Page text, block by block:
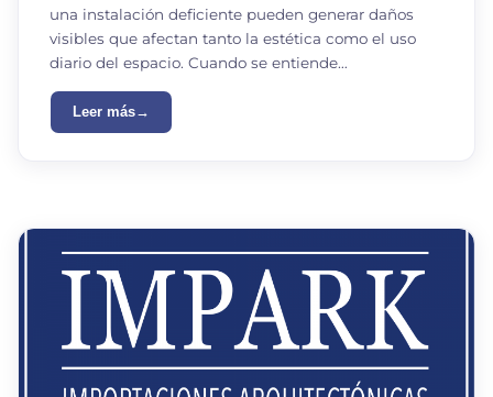
una instalación deficiente pueden generar daños
visibles que afectan tanto la estética como el uso
diario del espacio. Cuando se entiende…
Leer más